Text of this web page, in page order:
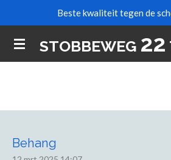
naar
de
STOBBEWEG 22
Beste kwaliteit tegen de
Behang